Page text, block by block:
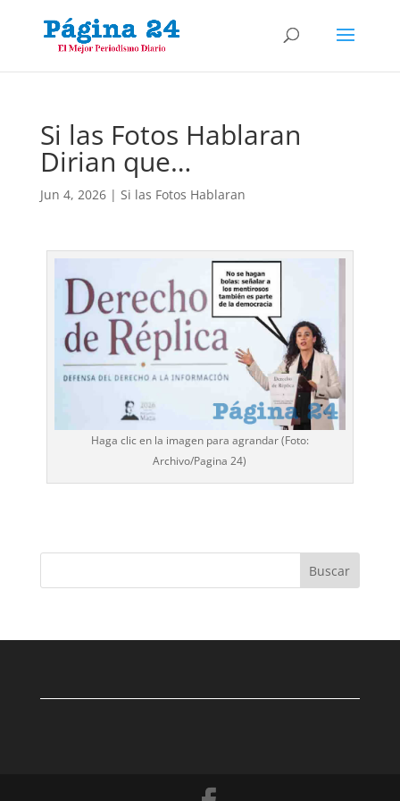
Si las Fotos Hablaran
Dirian que…
Jun 4, 2026| Si las Fotos Hablaran
Haga clic en la imagen para agrandar (Foto:
Archivo/Pagina 24)
Buscar